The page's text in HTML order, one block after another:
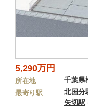
5,290万円
所在地 千葉県
最寄り駅
北国分
矢切駅